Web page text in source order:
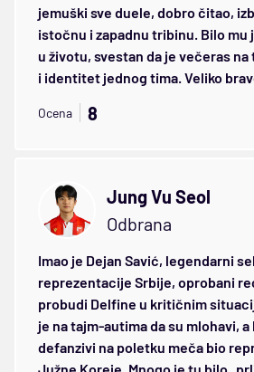
jemuški sve duele, dobro čitao,
istočnu i zapadnu tribinu. Bilo mu
u životu, svestan da je večeras
i identitet jednog tima. Veliko
Ocena 8
Jung Vu Seol
Odbrana
Imao je Dejan Savić, legendarni
reprezentacije Srbije, oprobani
probudi Delfine u kritičnim
je na tajm-autima da su mlohavi, a
defanzivi na poletku meča bio